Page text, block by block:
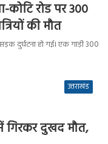
रोड पर 300
की मौत
दुर्घटना हो गई। एक गाड़ी 300
उत्तराखंड
दुखद मौत,